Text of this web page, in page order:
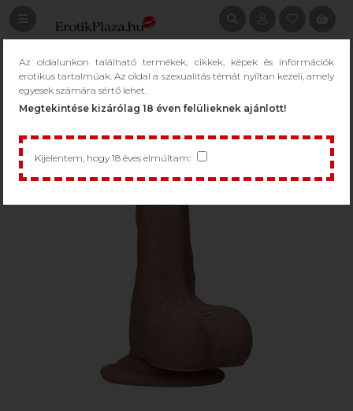
Az oldalunkon található termékek, cikkek, képek és információk
erotikus tartalmúak. Az oldal a szexualitás témát nyíltan kezeli, amely
egyesek számára sértő lehet.
Megtekintése kizárólag 18 éven felülieknek ajánlott!
Kijelentem, hogy 18 éves elmúltam: